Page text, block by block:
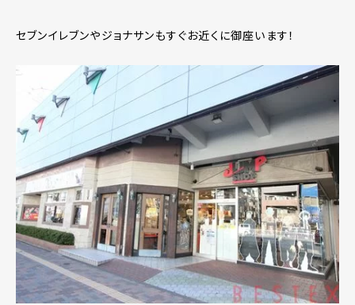
セブンイレブンやジョナサンもすぐお近くに御座います！